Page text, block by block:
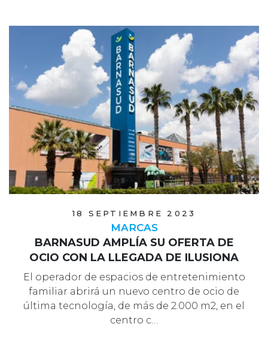
18 SEPTIEMBRE 2023
MARCAS
BARNASUD AMPLÍA SU OFERTA DE
OCIO CON LA LLEGADA DE ILUSIONA
El operador de espacios de entretenimiento
familiar abrirá un nuevo centro de ocio de
última tecnología, de más de 2.000 m2, en el
centro c…